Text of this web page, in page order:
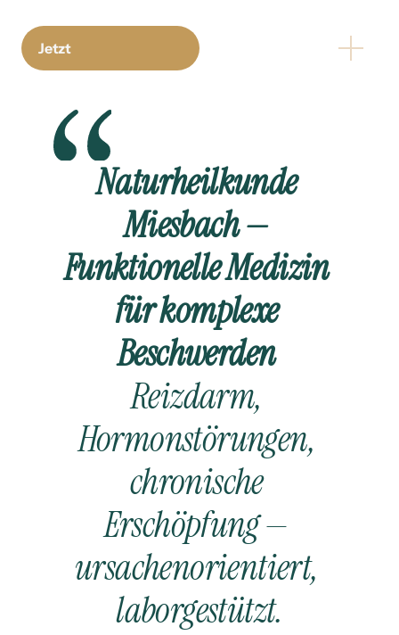
Jetzt
Naturheilkunde
Miesbach —
Funktionelle Medizin
für komplexe
Beschwerden
Reizdarm,
Hormonstörungen,
chronische
Erschöpfung —
ursachenorientiert,
laborgestützt.